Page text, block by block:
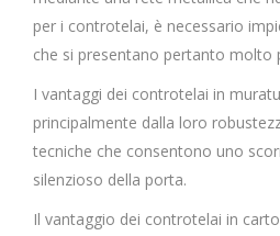
per i controtelai, è necessario
che si presentano pertanto molto
I vantaggi dei controtelai in
principalmente dalla loro
tecniche che consentono uno
silenzioso della porta.
Il vantaggio dei controtelai in